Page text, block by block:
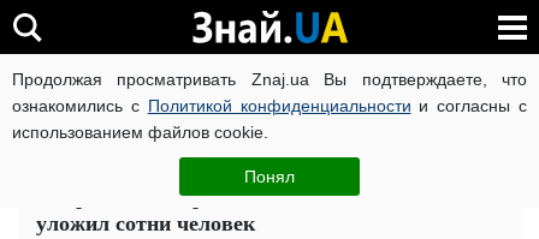
Продолжая просматривать Znaj.ua Вы подтверждаете, что
ознакомились с Политикой конфиденциальности и согласны с
использованием файлов cookie.
Понял
ВОЙНА РОССИИ ПРОТИВ УКРАИНЫ КОРОНАВИРУС В
ЧИТАТИ УКРАЇНСЬКОЮ
Смертельное отравление: обычный овощ
уложил сотни человек